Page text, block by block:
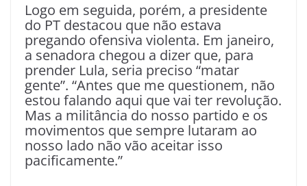
Logo em seguida, porém, a presidente
do PT destacou que não estava
pregando ofensiva violenta. Em janeiro,
a senadora chegou a dizer que, para
prender Lula, seria preciso “matar
gente”. “Antes que me questionem, não
estou falando aqui que vai ter revolução.
Mas a militância do nosso partido e os
movimentos que sempre lutaram ao
nosso lado não vão aceitar isso
pacificamente.”